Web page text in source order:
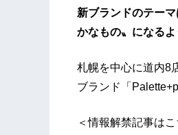
新ブランドのテー
かなもの〟になる
札幌を中心に道内8
ブランド「
＜情報解禁記事はこ